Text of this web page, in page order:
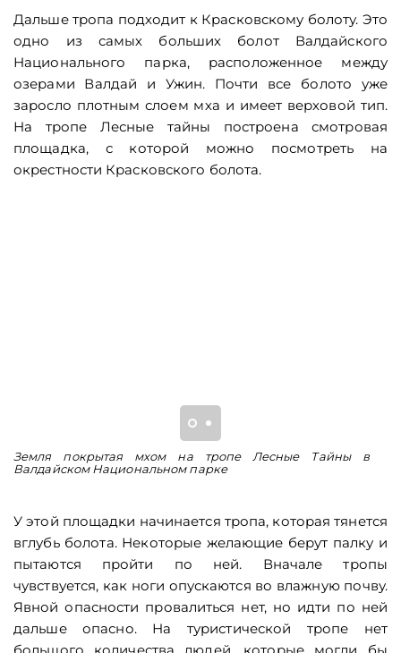
Дальше тропа подходит к Красковскому болоту. Это
одно из самых больших болот Валдайского
Национального парка, расположенное между
озерами Валдай и Ужин. Почти все болото уже
заросло плотным слоем мха и имеет верховой тип.
На тропе Лесные тайны построена смотровая
площадка, с которой можно посмотреть на
окрестности Красковского болота.
Земля покрытая мхом на тропе Лесные Тайны в
Валдайском Национальном парке
У этой площадки начинается тропа, которая тянется
вглубь болота. Некоторые желающие берут палку и
пытаются пройти по ней. Вначале тропы
чувствуется, как ноги опускаются во влажную почву.
Явной опасности провалиться нет, но идти по ней
дальше опасно. На туристической тропе нет
большого количества людей, которые могли бы